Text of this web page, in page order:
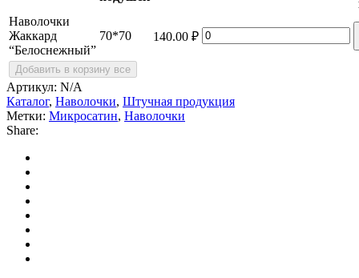
Наволочки
Жаккард
“Белоснежный”
70*70 140.00 ₽ Наволочки
Жаккард
Добавить в корзину все
Артикул: N/A
Каталог, Наволочки, Штучная продукция
Метки: Микросатин, Наволочки
Share: